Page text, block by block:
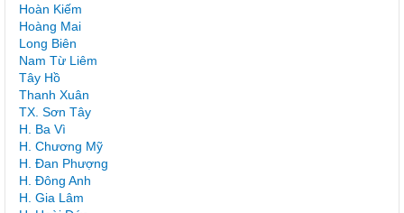
Hoàn Kiếm
Hoàng Mai
Long Biên
Nam Từ Liêm
Tây Hồ
Thanh Xuân
TX. Sơn Tây
H. Ba Vì
H. Chương Mỹ
H. Đan Phượng
H. Đông Anh
H. Gia Lâm